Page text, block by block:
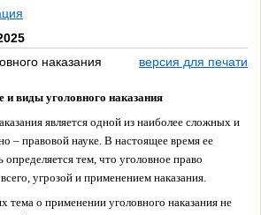
наказания
версия для печати
и виды уголовного наказания
является одной из наиболее сложных и
– правовой науке. В настоящее время ее
определяется тем, что уголовное право
угрозой и применением наказания.
тема о применении уголовного наказания не